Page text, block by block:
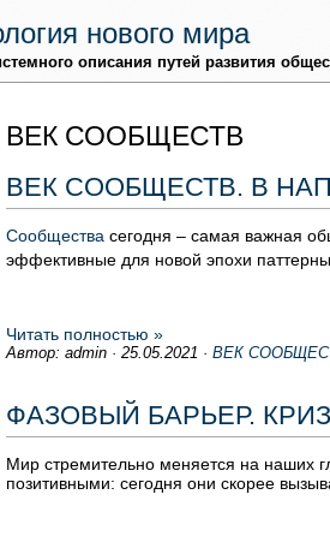
нового мира
описания путей развития
ВЕК СООБЩЕСТВ
ВЕК СООБЩЕСТВ. В
Сообщества сегодня – самая важная
эффективные для новой эпохи паттерны
Читать полностью »
Автор: admin · 25.05.2021 · ВЕК
ФАЗОВЫЙ БАРЬЕР.
Мир стремительно меняется на наших
позитивными: сегодня они скорее